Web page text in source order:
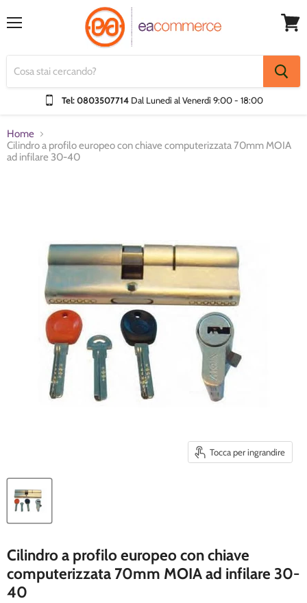
Tel: 0803507714 Dal Lunedì al Venerdì9:00 - 18:00
Home
Cilindro a profilo europeo con chiave computerizzata 70mm MOIA
ad infilare 30-40
Tocca per ingrandire
Cilindro a profilo europeo con chiave
computerizzata 70mm MOIA ad infilare 30-
40